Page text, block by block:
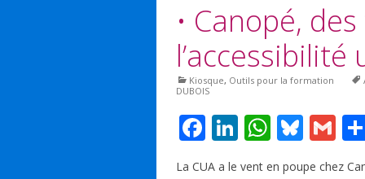
• Canopé,
l’accessibilité
Kiosque, Outils pour la formation
DUBOIS
F
ac
Li W Bl G
m
La CUA a le vent en poupe chez